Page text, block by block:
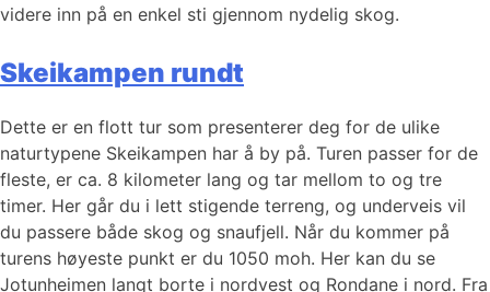
videre inn på en enkel sti gjennom nydelig skog.
Skeikampen rundt
Dette er en flott tur som presenterer deg for de ulike
naturtypene Skeikampen har å by på. Turen passer for de
fleste, er ca. 8 kilometer lang og tar mellom to og tre
timer. Her går du i lett stigende terreng, og underveis vil
du passere både skog og snaufjell. Når du kommer på
turens høyeste punkt er du 1050 moh. Her kan du se
Jotunheimen langt borte i nordvest og Rondane i nord. Fra